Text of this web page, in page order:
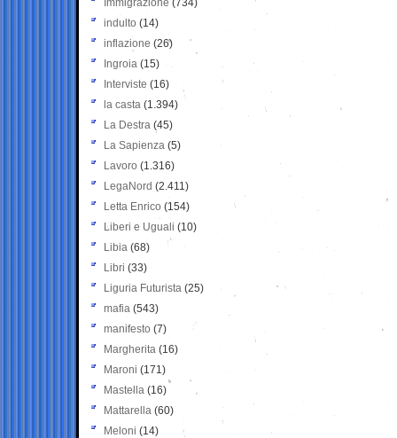
Immigrazione (734)
indulto (14)
inflazione (26)
Ingroia (15)
Interviste (16)
la casta (1.394)
La Destra (45)
La Sapienza (5)
Lavoro (1.316)
LegaNord (2.411)
Letta Enrico (154)
Liberi e Uguali (10)
Libia (68)
Libri (33)
Liguria Futurista (25)
mafia (543)
manifesto (7)
Margherita (16)
Maroni (171)
Mastella (16)
Mattarella (60)
Meloni (14)